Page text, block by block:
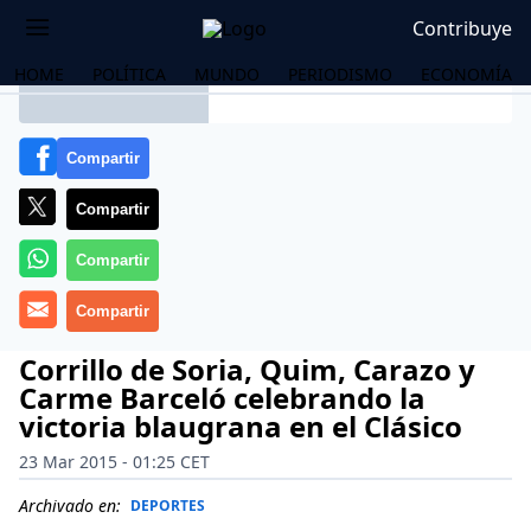
Contribuye
HOME POLÍTICA MUNDO PERIODISMO ECONOMÍA
Corrillo de Soria, Quim, Carazo y
Carme Barceló celebrando la
victoria blaugrana en el Clásico
23 Mar 2015 - 01:25 CET
Archivado en: DEPORTES